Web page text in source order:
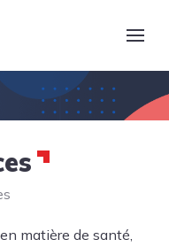
matière de santé,